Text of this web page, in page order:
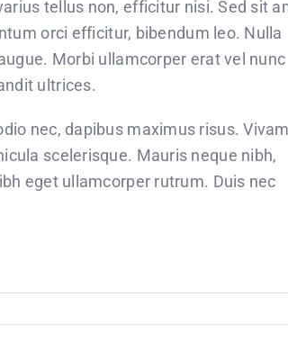
tellus non, efficitur nisi. Sed sit
orci efficitur, bibendum leo. Nulla
Morbi ullamcorper erat vel nunc
ultrices.
nec, dapibus maximus risus.
scelerisque. Mauris neque nibh,
eget ullamcorper rutrum. Duis nec